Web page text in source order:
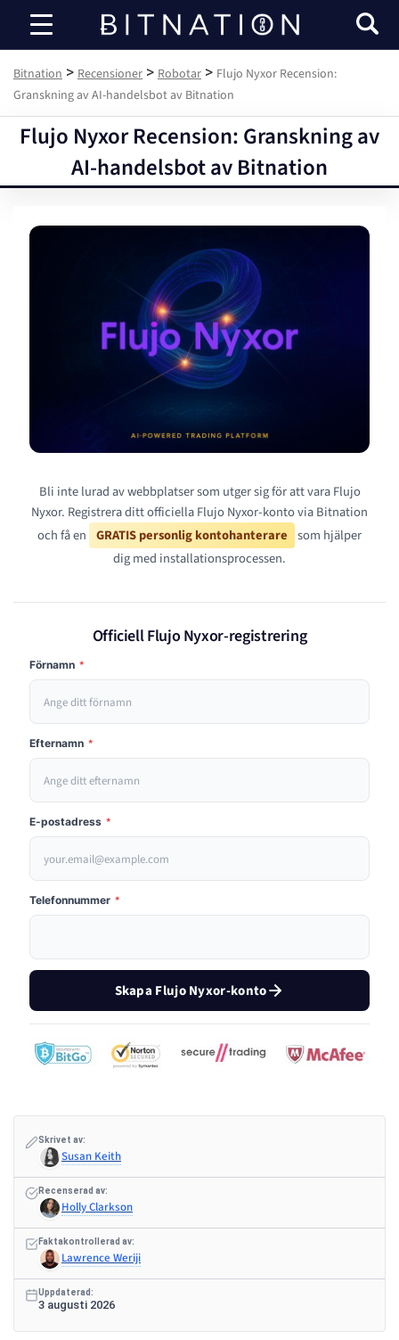
Bitnation
Bitnation > Recensioner > Robotar > Flujo Nyxor Recension:
Granskning av AI-handelsbot av Bitnation
Flujo Nyxor Recension: Granskning av
AI-handelsbot av Bitnation
Bli inte lurad av webbplatser som utger sig för att vara Flujo
Nyxor. Registrera ditt officiella Flujo Nyxor-konto via Bitnation
och få en GRATIS personlig kontohanterare som hjälper
dig med installationsprocessen.
Officiell Flujo Nyxor-registrering
Förnamn *
Efternamn *
E-postadress *
Telefonnummer *
Skapa Flujo Nyxor-konto
Skrivet av:
Susan Keith
Recenserad av:
Holly Clarkson
Faktakontrollerad av:
Lawrence Weriji
Uppdaterad:
3 augusti 2026